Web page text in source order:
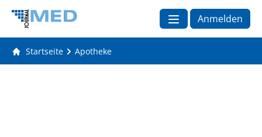
Anmelden
Startseite Apotheke